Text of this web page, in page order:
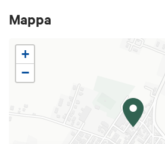
negli anni che precedono il
mondiale che successivamente
riunioni politiche e sindacali.
fascismo diventa Casa del
torna ad essere sede della
Nel 1981 il Comune, proprietario
ristruttura e in quell'occasione
all'ingresso della sala una
Mappa
+
−